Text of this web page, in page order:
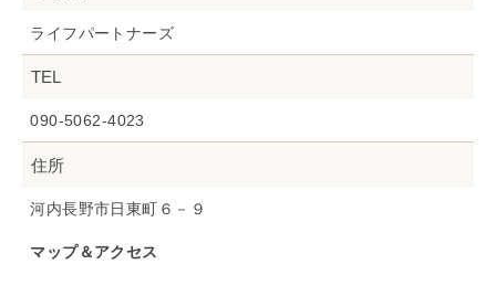
ライフパートナーズ
TEL
090-5062-4023
住所
河内長野市日東町６－９
マップ＆アクセス